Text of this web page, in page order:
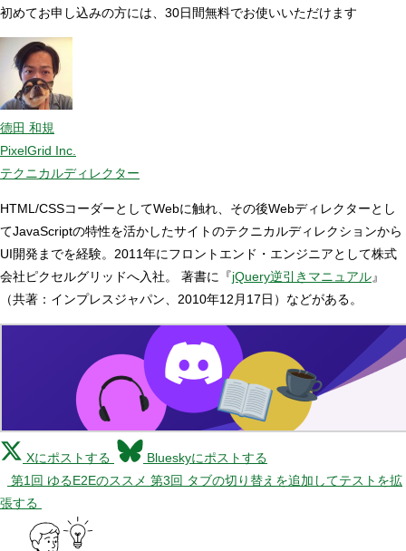
初めてお申し込みの方には、30日間無料でお使いいただけます
德田 和規
PixelGrid Inc.
テクニカルディレクター
HTML/CSSコーダーとしてWebに触れ、その後Webディレクターとし
てJavaScriptの特性を活かしたサイトのテクニカルディレクションから
UI開発までを経験。2011年にフロントエンド・エンジニアとして株式
会社ピクセルグリッドへ入社。 著書に『jQuery逆引きマニュアル』
（共著：インプレスジャパン、2010年12月17日）などがある。
Xにポストする
Blueskyにポストする
第1回 ゆるE2Eのススメ 第3回 タブの切り替えを追加してテストを拡
張する